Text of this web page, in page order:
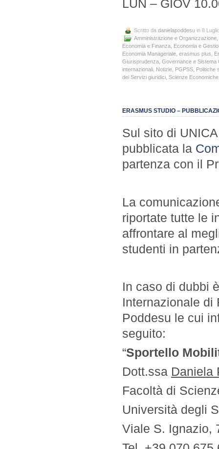
LUN – GIOV
Scritto da danielapoddesu in 8
Amministrazione e Organizzazione
Economia e Finanza Economia e
Economia Manageriale erasmus plus
Giurisprudenza Governance e Sistema
internazionali Notizie PGPSS Politiche
dei Servizi giuridici Scienze Economiche
ERASMUS STUDIO –
Sul sito di
pubblicata la
partenza con il
La
riportate tutte le
affrontare al
studenti in
In caso di dubbi
Internazionale di
Poddesu le cui
seguito:
“Sportello
Dott.ssa Daniela
Facoltà di
Università degli
Viale S. Ignazio,